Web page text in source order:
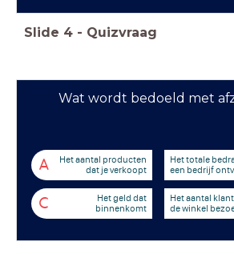
Slide 4 - Quizvraag
Wat wordt bedoeld met
A
Het aantal producten
dat je verkoopt
Het totale
een bedrijf
C
Het geld dat
binnenkomt
Het aantal
de winkel